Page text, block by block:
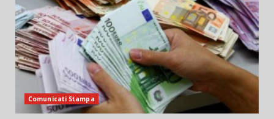
Comunicati Stampa